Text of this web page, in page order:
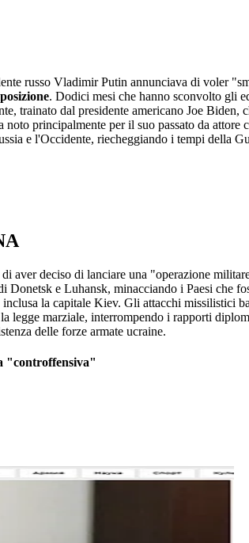
russo Vladimir Putin annunciava di voler
. Dodici mesi che hanno sconvolto gli
trainato dal presidente americano Joe
principalmente per il suo passato da attore
e l'Occidente, riecheggiando i tempi della
aver deciso di lanciare una "operazione
Donetsk e Luhansk, minacciando i Paesi che
la capitale Kiev. Gli attacchi missilistici
marziale, interrompendo i rapporti
delle forze armate ucraine.
"controffensiva"